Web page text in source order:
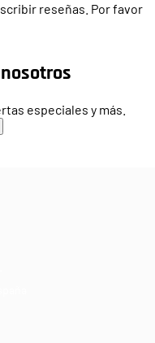
reseñas. Por favor
especiales y más.